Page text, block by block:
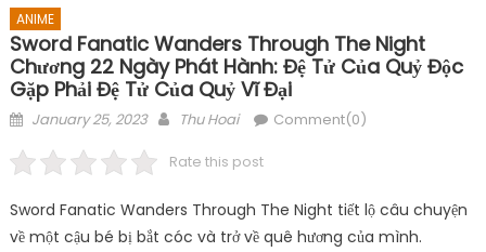
ANIME
Sword Fanatic Wanders Through The Night
Chương 22 Ngày Phát Hành: Đệ Tử Của Quỷ Độc
Gặp Phải Đệ Tử Của Quỷ Vĩ Đại
Posted
January 25, 2023 Author
Thu Hoai Comment(0)
Rate this post
Sword Fanatic Wanders Through The Night tiết lộ câu chuyện
về một cậu bé bị bắt cóc và trở về quê hương của mình.